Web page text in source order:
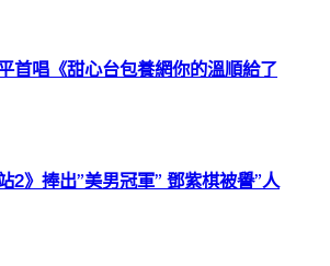
首唱《甜心台包養網你的溫順給了
2》捧出”美男冠軍” 鄧紫棋被譽”人